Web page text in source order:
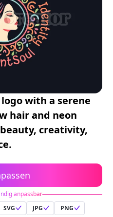
with a serene
hair and neon
creativity,
anpassbar
SVG JPG
PNG